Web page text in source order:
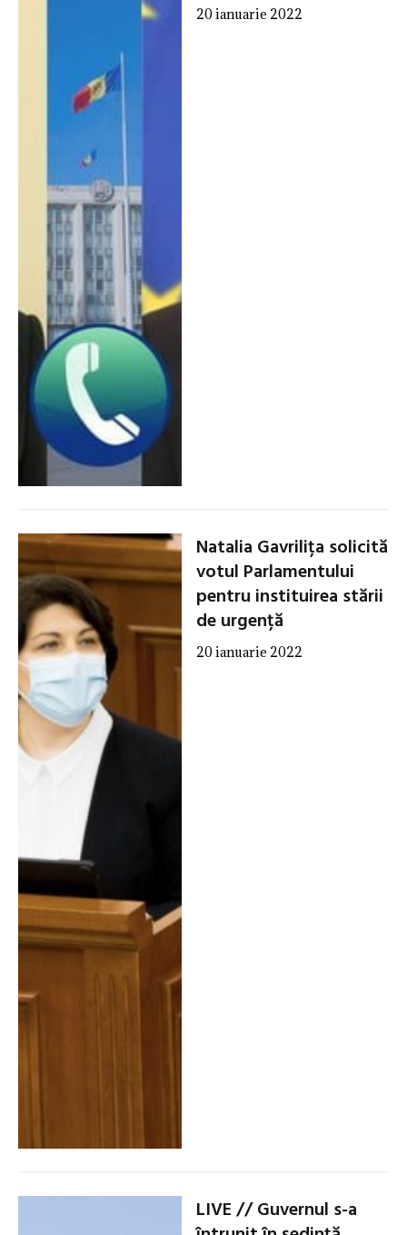
20 ianuarie 2022
Natalia Gavrilița solicită
votul Parlamentului
pentru instituirea stării
de urgență
20 ianuarie 2022
LIVE // Guvernul s-a